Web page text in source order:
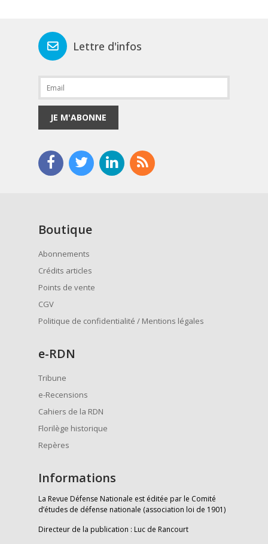
Lettre d'infos
JE M'ABONNE
Boutique
Abonnements
Crédits articles
Points de vente
CGV
Politique de confidentialité / Mentions légales
e-RDN
Tribune
e-Recensions
Cahiers de la RDN
Florilège historique
Repères
Informations
La Revue Défense Nationale est éditée par le Comité
d’études de défense nationale (association loi de 1901)
Directeur de la publication : Luc de Rancourt